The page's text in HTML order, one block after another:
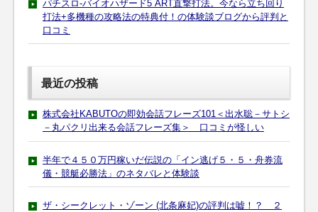
パチスロ-バイオハザード5 ART直撃打法。今なら立ち回り
打法+多機種の攻略法の特典付！の体験談ブログから評判と
口コミ
最近の投稿
株式会社KABUTOの即効会話フレーズ101＜出水聡－サトシ
－丸パクリ出来る会話フレーズ集＞ 口コミが怪しい
半年で４５０万円稼いだ伝説の「イン逃げ５・５・舟券流
儀・競艇必勝法」のネタバレと体験談
ザ・シークレット・ゾーン (北条麻妃)の評判は嘘！？ ２